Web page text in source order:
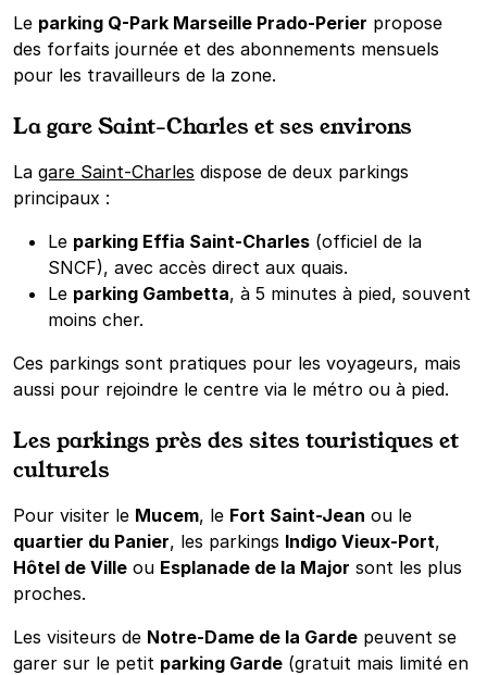
Le parking Q-Park Marseille Prado-Perier propose
des forfaits journée et des abonnements mensuels
pour les travailleurs de la zone.
La gare Saint-Charles et ses environs
La gare Saint-Charles dispose de deux parkings
principaux :
Le parking Effia Saint-Charles (officiel de la
SNCF), avec accès direct aux quais.
Le parking Gambetta, à 5 minutes à pied, souvent
moins cher.
Ces parkings sont pratiques pour les voyageurs, mais
aussi pour rejoindre le centre via le métro ou à pied.
Les parkings près des sites touristiques et
culturels
Pour visiter le Mucem, le Fort Saint-Jean ou le
quartier du Panier, les parkings Indigo Vieux-Port,
Hôtel de Ville ou Esplanade de la Major sont les plus
proches.
Les visiteurs de Notre-Dame de la Garde peuvent se
garer sur le petit parking Garde (gratuit mais limité en